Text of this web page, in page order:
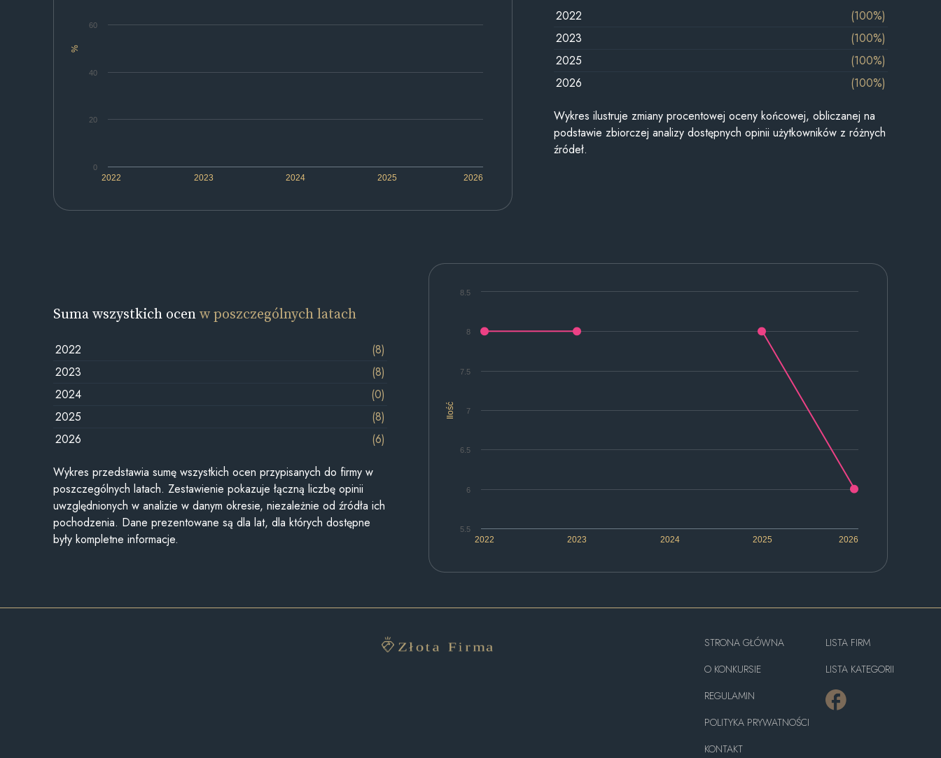
%
2022 2023 2024 2025 2026
0
20
40
60
2022
(100%)
2023
(100%)
2025
(100%)
2026
(100%)
Wykres ilustruje zmiany procentowej oceny końcowej, obliczanej na
podstawie zbiorczej analizy dostępnych opinii użytkowników z różnych
źródeł.
Ilość
2022 2023 2024 2025 2026
5.5
6
6.5
7
7.5
8
8.5
Suma wszystkich ocenw poszczególnych latach
2022
(8)
2023
(8)
2024
(0)
2025
(8)
2026
(6)
Wykres przedstawia sumę wszystkich ocen przypisanych do firmy w
poszczególnych latach. Zestawienie pokazuje łączną liczbę opinii
uwzględnionych w analizie w danym okresie, niezależnie od źródła ich
pochodzenia. Dane prezentowane są dla lat, dla których dostępne
były kompletne informacje.
STRONA GŁÓWNA
O KONKURSIE
REGULAMIN
POLITYKA PRYWATNOŚCI
KONTAKT
LISTA FIRM
LISTA KATEGORII